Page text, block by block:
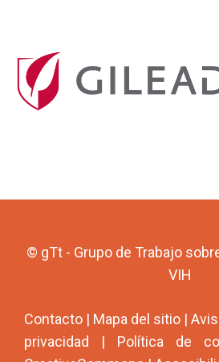
© gTt - Grupo de Trabajo
VIH
Contacto | Mapa del sitio |
privacidad | Política de